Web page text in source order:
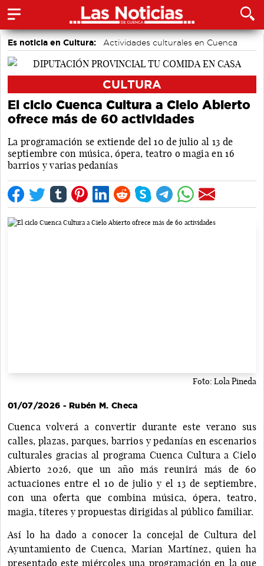
Es noticia en Cultura: Actividades culturales en Cuenca
CULTURA
El ciclo Cuenca Cultura a Cielo Abierto
ofrece más de 60 actividades
La programación se extiende del 10 de julio al 13 de
septiembre con música, ópera, teatro o magia en 16
barrios y varias pedanías
Foto: Lola Pineda
01/07/2026 - Rubén M. Checa
Cuenca volverá a convertir durante este verano sus
calles, plazas, parques, barrios y pedanías en escenarios
culturales gracias al programa Cuenca Cultura a Cielo
Abierto 2026, que un año más reunirá más de 60
actuaciones entre el 10 de julio y el 13 de septiembre,
con una oferta que combina música, ópera, teatro,
magia, títeres y propuestas dirigidas al público familiar.
Así lo ha dado a conocer la concejal de Cultura del
Ayuntamiento de Cuenca, Marian Martínez, quien ha
presentado este miércoles una programación en la que